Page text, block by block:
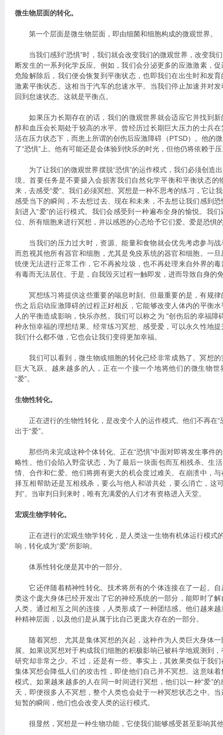
微生物层面的转化。
第一个层面是微生物层面，即由细菌和细胞构成的微观世界。
当我们感到“恐惧”时，我们就会改变我们的微观世界，改变我
断发生的一系列化学反应。例如，我们会分泌更多的应激激素，
危险解除后，我们便会恢复到平衡状态，也即我们在出生时和发
激素平衡状态。这相当于汽车的怠速水平。当我们停止加速并对
回到怠速状态。这就是平衡点。
如果压力长期存在的话，我们的微观世界就会适应它并找到新
醇和血压会长期处于较高的水平。曾经历过长期巨大压力的士兵
活在压力状态下，而患上所谓的创伤后应激障碍（PTSD）。他的
了“恐惧”上。他有可能还是会体验到快乐的时光，但他仍将依赖于
为了让我们的微观世界摆脱“恐惧”的运作模式，我们必须创造
境。首要任务是不要摄入会损害我们自然化学平衡和平衡状态的
来，去感受“爱”。我们必须冥想。冥想是一种不思考的练习，它让
感受当下的瞬间，不去想过去、现在和未来，不去想让我们感到
刻进入“爱”的运行模式。我们会感受到一种遍布全身的愉悦。我
位、所有细胞来进行冥想，并以感恩的心态给予它们爱。爱是恐惧
当我们的压力过大时，资源、能量和食物就会优先考虑参与战
而忽视其他所有器官和细胞，尤其是免疫系统的器官和细胞。一
统便无法进行正常工作，它不再捡垃圾，也不再处理来自外界的
有毒而无法居住。于是，自我毁灭过程一触即发，进而导致自身的
冥想练习将提供这些重要的喘息时刻。但最重要的是，有规律
伤之后启动应激障碍的过程正好相反，它能够改变人体内的平衡
人的平衡造成影响，快乐亦然。我们可以称之为 "创伤后的幸福障
种永恒幸福的理想结果。经常练习冥想、感受爱，可以永久性地
我们什么都不做，它也会让我们变得更加幸福。
我们可以看到，微生物或细胞的转化已经非常成熟了。冥想的
巨大飞跃。越来越多的人，正在一个接一个地将他们的微生物世
“爱”。
生物性转化。
正在进行的生物性转化，是改变个人的运作模式。他们不再在“
出于“爱”。
那些尚未完成这种个体转化、正在“恐惧”中面对即将发生事件
略性。他们会陷入野蛮状态，为了最后一块面包而互相残杀。生
情、合作和仁爱。他们将拥有更大的机会度过难关。在崩溃中，
择互相帮助还是互相残杀，要么与他人和谐共处，要么消亡，这
判”。当审判日到来时，唯有充满爱的人们才有资格进入天堂。
宏观生物学转化。
正在进行的宏观生物学转化，是人类这一生物有机体运行模式
响，转化成为“爱”所影响。
体系性转化便是其中的一部分。
它还伴随着精神性转化。技术将所有的个体连接在了一起。自
类这个庞大身体已经开发出了它的神经系统的一部分，能即时了
人类。通过相互之间的连接，人类形成了一种团结感。他们越来
种精神层面，以及他们是从属于比自己更庞大存在的一部分。
随着冥想、尤其是集体冥想的兴起，这种作为人类巨大身体一
展。如果说冥想对于构成我们细胞的积极影响已被科学地观测到
研究却非常之少。不过，还是有一些。事实上，其效果类似于我
集体冥想会降低人们的攻击性，即使他们自己并不冥想。这意味
模式。如果越来越多的人在同一时间进行冥想，他们以一种“爱”
天，即便很多人不冥想，整个人类也会处于一种冥想状态之中。
短暂的瞬间，他们也会改变人类的运行模式。
很显然，冥想是一种生物功能，它使我们能够感受甚至影响其